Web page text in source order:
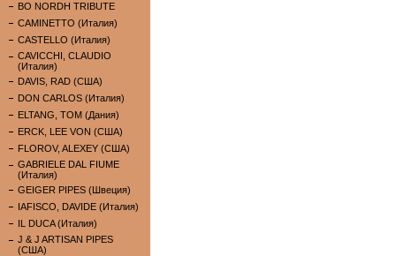
BO NORDH TRIBUTE
CAMINETTO (Италия)
CASTELLO (Италия)
CAVICCHI, CLAUDIO
(Италия)
DAVIS, RAD (США)
DON CARLOS (Италия)
ELTANG, TOM (Дания)
ERCK, LEE VON (США)
FLOROV, ALEXEY (США)
GABRIELE DAL FIUME
(Италия)
GEIGER PIPES (Швеция)
IAFISCO, DAVIDE (Италия)
IL DUCA (Италия)
J & J ARTISAN PIPES
(США)